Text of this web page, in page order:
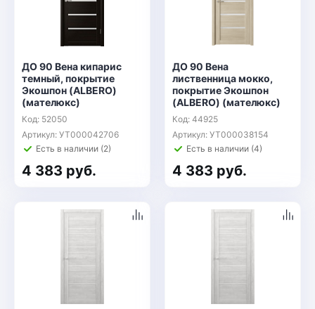
ДО 90 Вена кипарис
темный, покрытие
Экошпон (ALBERO)
(мателюкс)
Код: 52050
Артикул: УТ000042706
Есть в наличии (2)
4 383 руб.
ДО 90 Вена
лиственница мокко,
покрытие Экошпон
(ALBERO) (мателюкс)
Код: 44925
Артикул: УТ000038154
Есть в наличии (4)
4 383 руб.